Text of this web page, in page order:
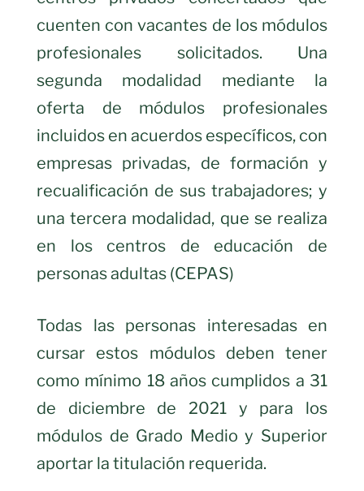
cuenten con vacantes de los módulos
profesionales solicitados. Una
segunda modalidad mediante la
oferta de módulos profesionales
incluidos en acuerdos específicos, con
empresas privadas, de formación y
recualificación de sus trabajadores; y
una tercera modalidad, que se realiza
en los centros de educación de
personas adultas (CEPAS)
Todas las personas interesadas en
cursar estos módulos deben tener
como mínimo 18 años cumplidos a 31
de diciembre de 2021 y para los
módulos de Grado Medio y Superior
aportar la titulación requerida.